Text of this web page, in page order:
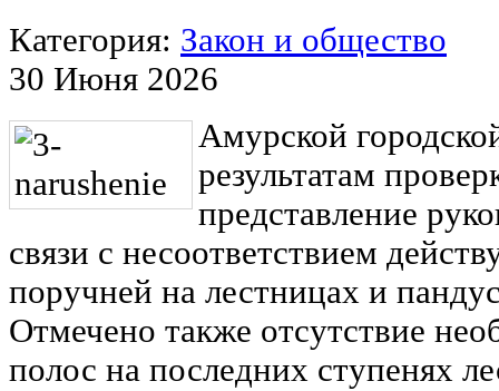
Категория: Закон и общество
30 Июня 2026
Амурской
результатам
представление
связи с несоответствием
поручней на лестницах и
Отмечено также отсутствие
полос на последних ступенях